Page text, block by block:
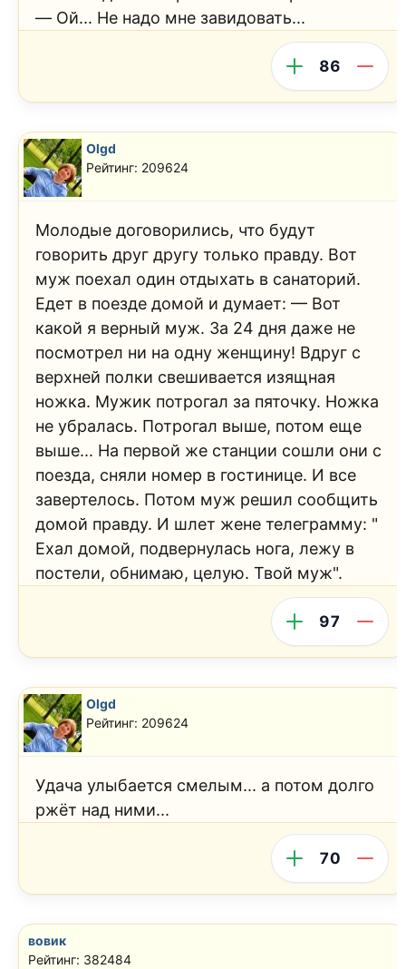
— Ой... Не надо мне завидовать...
86
Olgd
Рейтинг: 209624
Молодые договорились, что будут
говорить друг другу только правду. Вот
муж поехал один отдыхать в санаторий.
Едет в поезде домой и думает: — Вот
какой я верный муж. За 24 дня даже не
посмотрел ни на одну женщину! Вдруг с
верхней полки свешивается изящная
ножка. Мужик потрогал за пяточку. Ножка
не убралась. Потрогал выше, потом еще
выше... На первой же станции сошли они с
поезда, сняли номер в гостинице. И все
завертелось. Потом муж решил сообщить
домой правду. И шлет жене телеграмму: "
Ехал домой, подвернулась нога, лежу в
постели, обнимаю, целую. Твой муж".
97
Olgd
Рейтинг: 209624
Удача улыбается смелым... а потом долго
ржёт над ними...
70
вовик
Рейтинг: 382484